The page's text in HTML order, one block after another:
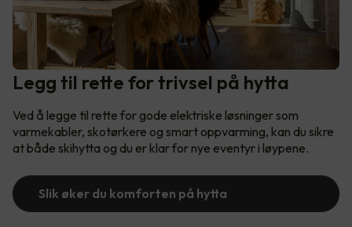
Legg til rette for trivsel på hytta
Ved å legge til rette for gode elektriske løsninger som
varmekabler, skotørkere og smart oppvarming, kan du sikre
at både skihytta og du er klar for nye eventyr i løypene.
Slik øker du komforten på hytta